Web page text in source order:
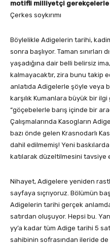
motifli milliyetçi gerekçelerle
Çerkes soykırımı
Böylelikle Adigelerin tarihi,
sonra başlıyor. Taman sınırları
yaşadığına dair belli belirsiz
kalmayacaktır, zira bunu takip
anlatıda Adigelerle şöyle veya
karşılık Kumanlara büyük bir
“göçebelerle barış içinde bir
Çalışmalarında Kasogların
bazı önde gelen Krasnodarlı
dahil edilmemiş! Yeni
katılarak düzeltilmesini tavsiye
Nihayet, Adigelere yeniden
sayfaya sıçrıyoruz. Bölümün
Adigelerin tarihi gerçek
satırdan oluşuyor. Hepsi bu.
yy’a kadar tüm Adige tarihi 5
sahibinin sofrasından ileride de